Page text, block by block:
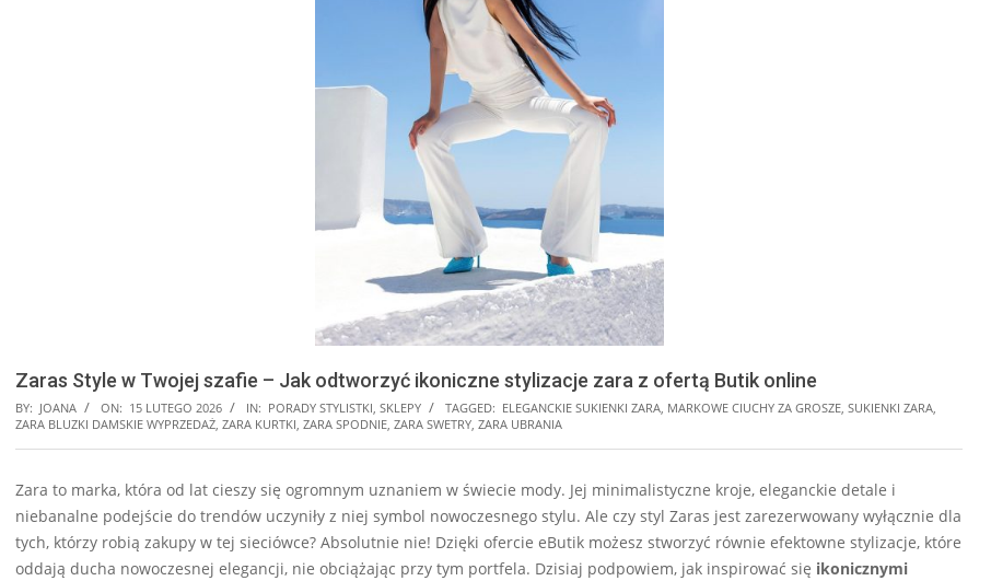
Zaras Style w Twojej szafie – Jak odtworzyć ikoniczne stylizacje zara z ofertą Butik online
BY: JOANA ON: 15 LUTEGO 2026 IN: PORADY STYLISTKI, SKLEPY TAGGED: ELEGANCKIE SUKIENKI ZARA, MARKOWE CIUCHY ZA GROSZE, SUKIENKI ZARA,
ZARA BLUZKI DAMSKIE WYPRZEDAŻ, ZARA KURTKI, ZARA SPODNIE, ZARA SWETRY, ZARA UBRANIA
Zara to marka, która od lat cieszy się ogromnym uznaniem w świecie mody. Jej minimalistyczne kroje, eleganckie detale i
niebanalne podejście do trendów uczyniły z niej symbol nowoczesnego stylu. Ale czy styl Zaras jest zarezerwowany wyłącznie dla
tych, którzy robią zakupy w tej sieciówce? Absolutnie nie! Dzięki ofercie eButik możesz stworzyć równie efektowne stylizacje, które
oddają ducha nowoczesnej elegancji, nie obciążając przy tym portfela. Dzisiaj podpowiem, jak inspirować się ikonicznymi